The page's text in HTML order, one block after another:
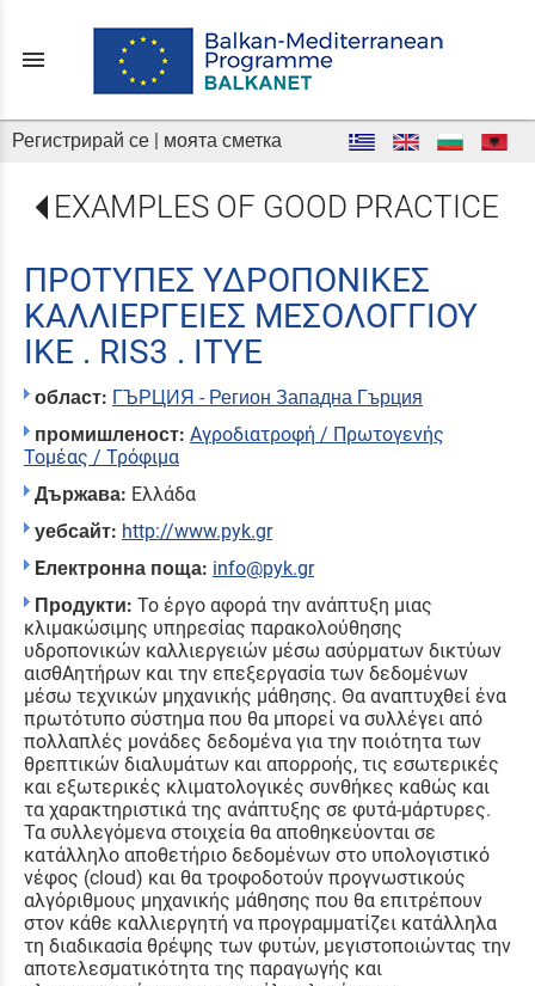
menu
Регистрирай се | моята сметка
EXAMPLES OF GOOD PRACTICE
ΠΡΟΤΥΠΕΣ ΥΔΡΟΠΟΝΙΚΕΣ
ΚΑΛΛΙΕΡΓΕΙΕΣ ΜΕΣΟΛΟΓΓΙΟΥ
ΙΚΕ . RIS3 . ΙΤΥΕ
област: ГЪРЦИЯ - Регион Западна Гърция
промишленост: Αγροδιατροφή / Πρωτογενής
Τομέας / Τρόφιμα
Държава: Ελλάδα
уебсайт: http://www.pyk.gr
Eлектронна поща: info@pyk.gr
Продукти: Το έργο αφορά την ανάπτυξη μιας
κλιμακώσιμης υπηρεσίας παρακολούθησης
υδροπονικών καλλιεργειών μέσω ασύρματων δικτύων
αισθΑητήρων και την επεξεργασία των δεδομένων
μέσω τεχνικών μηχανικής μάθησης. Θα αναπτυχθεί ένα
πρωτότυπο σύστημα που θα μπορεί να συλλέγει από
πολλαπλές μονάδες δεδομένα για την ποιότητα των
θρεπτικών διαλυμάτων και απορροής, τις εσωτερικές
και εξωτερικές κλιματολογικές συνθήκες καθώς και
τα χαρακτηριστικά της ανάπτυξης σε φυτά-μάρτυρες.
Τα συλλεγόμενα στοιχεία θα αποθηκεύονται σε
κατάλληλο αποθετήριο δεδομένων στο υπολογιστικό
νέφος (cloud) και θα τροφοδοτούν προγνωστικούς
αλγόριθμους μηχανικής μάθησης που θα επιτρέπουν
στον κάθε καλλιεργητή να προγραμματίζει κατάλληλα
τη διαδικασία θρέψης των φυτών, μεγιστοποιώντας την
αποτελεσματικότητα της παραγωγής και